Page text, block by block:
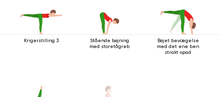
Krigerstilling 3
Stående bøjning
med storetågreb
Bøjet bevægelse
med det ene ben
strakt opad